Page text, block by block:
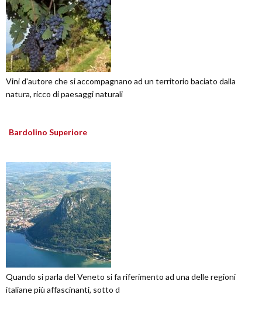
Vini d'autore che si accompagnano ad un territorio baciato dalla
natura, ricco di paesaggi naturali
Bardolino Superiore
Quando si parla del Veneto si fa riferimento ad una delle regioni
italiane più affascinanti, sotto d